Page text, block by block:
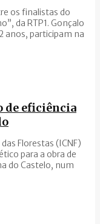
os finalistas do
da RTP1. Gonçalo
anos, participam na
de eficiência
Florestas (ICNF)
para a obra de
do Castelo, num